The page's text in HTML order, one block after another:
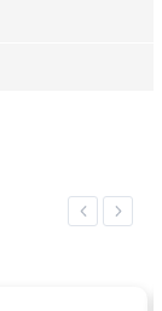
Previous
Next